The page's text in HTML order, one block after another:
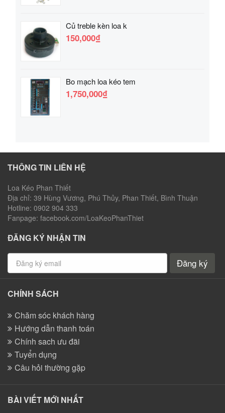
Củ treble kèn loa k
150,000₫
Bo mạch loa kéo tem
1,750,000₫
THÔNG TIN LIÊN HỆ
Loa Kéo Phan Thiết
Địa chỉ: 39 Hùng Vương, Phú Thủy, Phan Thiết, Bình Thuận
Hotline: 0902 904 333
Fanpage: facebook.com/LoaKeoPhanThiet
ĐĂNG KÝ NHẬN TIN
Đăng ký
CHÍNH SÁCH
Chăm sóc khách hàng
Hướng dẫn thanh toán
Chính sach ưu đãi
Tuyển dụng
Câu hỏi thường gặp
BÀI VIẾT MỚI NHẤT